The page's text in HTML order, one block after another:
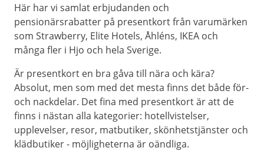
Här har vi samlat erbjudanden och
pensionärsrabatter på presentkort från varumärken
som Strawberry, Elite Hotels, Åhléns, IKEA och
många fler i Hjo och hela Sverige.
Är presentkort en bra gåva till nära och kära?
Absolut, men som med det mesta finns det både för-
och nackdelar. Det fina med presentkort är att de
finns i nästan alla kategorier: hotellvistelser,
upplevelser, resor, matbutiker, skönhetstjänster och
klädbutiker - möjligheterna är oändliga.